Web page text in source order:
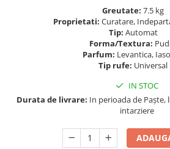
Solutie curatat mobila
Solutie curatat geamuri
Insecticide & capcane
Produse ingrijire incaltaminte si
Masini curatat pardoseli
Pasta de dinti
Produse manichiura & pedichiura
Dizolvante si tratamente pentru
Machiaj
Produse dezinfectante
Greutate: 7.5 kg
Proprietati: Curatare,
Tip: Automat
Forma/Textura:
Parfum: Levantica,
Tip rufe: Universal
IN STOC
Durata de livrare: In perioada de
intarziere